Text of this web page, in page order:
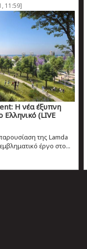
11:59]
Η νέα έξυπνη
(LIVE
της Lamda
έργο στο...